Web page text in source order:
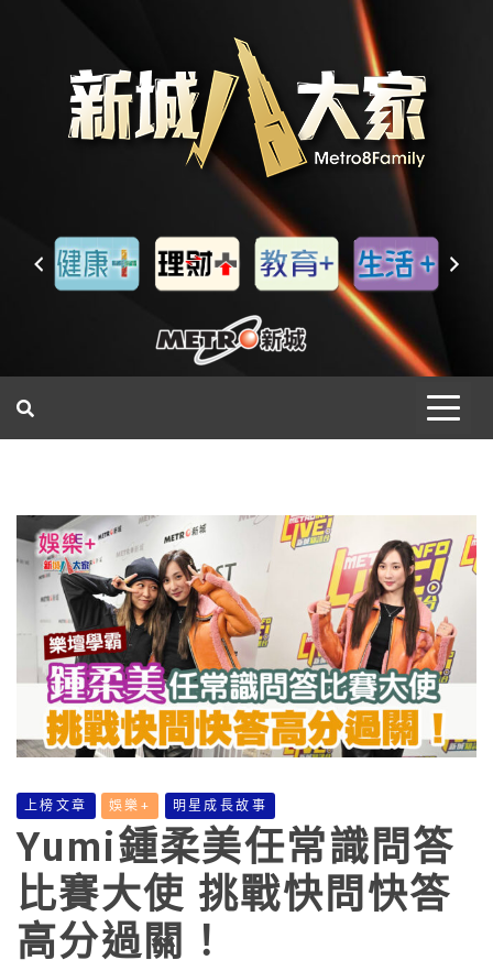
上榜文章 娛樂+ 明星成長故事
Yumi鍾柔美任常識問答
比賽大使 挑戰快問快答
高分過關！